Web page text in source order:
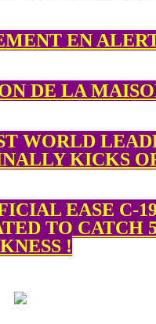
EN
DE LA
WORLD
KICKS
EASE C-
TO CATCH
!